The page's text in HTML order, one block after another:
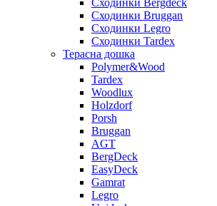
Сходинки Bergdeck
Сходинки Bruggan
Сходинки Legro
Сходинки Tardex
Терасна дошка
Polymer&Wood
Tardex
Woodlux
Holzdorf
Porsh
Bruggan
AGT
BergDeck
EasyDeck
Gamrat
Legro